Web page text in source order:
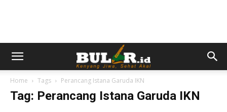
Home Tags Perancang Istana Garuda IKN
Tag: Perancang Istana Garuda IKN